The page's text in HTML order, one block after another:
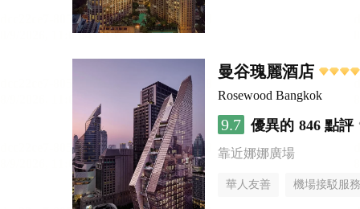
曼谷瑰麗酒店
Rosewood Bangkok
9.7 優異的 846 點評
靠近娜娜廣場
華人友善 機場接駁服務